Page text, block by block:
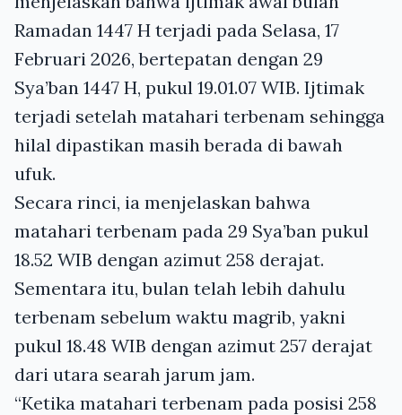
Ramadan 1447 H terjadi pada Selasa, 17
Februari 2026, bertepatan dengan 29
Sya’ban 1447 H, pukul 19.01.07 WIB. Ijtimak
terjadi setelah matahari terbenam sehingga
hilal dipastikan masih berada di bawah
ufuk.
Secara rinci, ia menjelaskan bahwa
matahari terbenam pada 29 Sya’ban pukul
18.52 WIB dengan azimut 258 derajat.
Sementara itu, bulan telah lebih dahulu
terbenam sebelum waktu magrib, yakni
pukul 18.48 WIB dengan azimut 257 derajat
dari utara searah jarum jam.
“Ketika matahari terbenam pada posisi 258